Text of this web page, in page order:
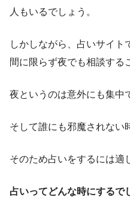
人もいるでしょう。
しかしながら、占いサイト
間に限らず夜でも相談する
夜というのは意外にも集中
そして誰にも邪魔されない
そのため占いをするには適
占いってどんな時にするで